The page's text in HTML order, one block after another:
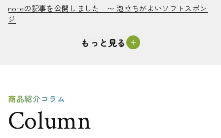
noteの記事を公開しました 〜 泡立ちがよいソフトスポン
ジ
noteの記事を公開しました 〜 泡立ちがよいソフトスポン
ジ
もっと見る
商品紹介コラム
Column